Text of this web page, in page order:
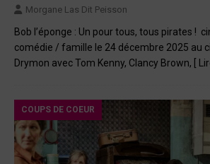
Morgane Las Dit Peisson
Bob l’éponge : Un pour tous, tous pirates !
comédie / famille le 24 décembre 2025 au
Drymon avec Tom Kenny, Clancy Brown,
[
COUPS DE COEUR